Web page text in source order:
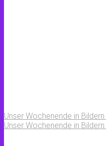
Unser Wochenende in
Unser Wochenende in